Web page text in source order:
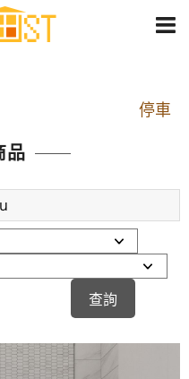
停車
口】往中山路1段139
友 請親愛的客戶加入
方帳號@a0975005573
口(樂華夜市口)門口可
停車
口】往中山路1段139
號約10分鐘
友 請親愛的客戶加入
品